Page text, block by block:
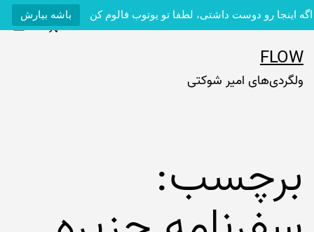
اگه اینجا رو دوست داشتی، لطفا تو یوتوب فالوم کن باشه بیارش
محتوا
FLOW
ولگردی‌های امیر شوکتی
فهرست
برچسب: